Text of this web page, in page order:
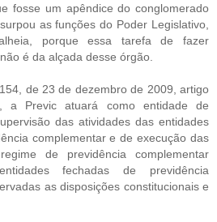
fosse um apêndice do conglomerado
as funções do Poder Legislativo,
porque essa tarefa de fazer
é da alçada desse órgão.
de 23 de dezembro de 2009, artigo
a Previc atuará como entidade de
das atividades das entidades
complementar e de execução das
de previdência complementar
fechadas de previdência
as disposições constitucionais e